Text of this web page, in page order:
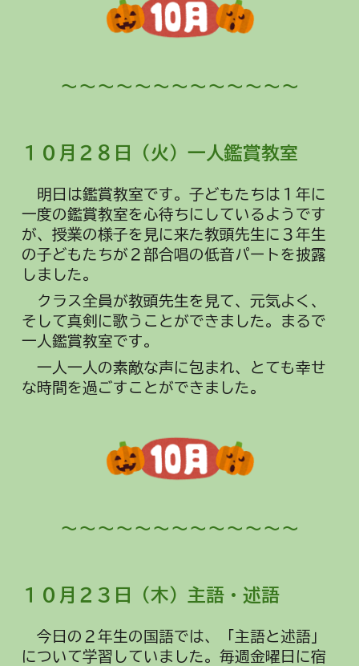
～～～～～～～～～～～～～
１０月２ ８ 日（ 火 ）一人鑑賞教室
明日は鑑賞教室です。子どもたちは１年に
一度の鑑賞教室を心待ちにしているようです
が、授業の様子を見に来た教頭先生に ３年生
の子どもたちが ２部合唱の低音パートを披露
しました。
クラス全員が教頭先生を見て、元気よく、
そして真剣に歌うことができました。まるで
一人鑑賞教室です。
一人一人の素敵な声に包まれ、とても幸せ
な時間を過ごすことができました。
～～～～～～～～～～～～～
１０月２ ３ 日（木） 主語・述語
今日の２年生の国語では、「主語と述語」
について学習していました。毎週金曜日に宿